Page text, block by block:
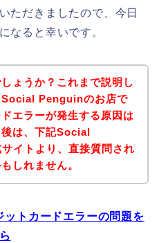
ただきましたので、今日
なると幸いです。
ょうか？これまで説明し
Social Penguinのお店で
エラーが発生する原因は
は、下記Social
イトより、直接質問され
しれません。
トカードエラーの問題を